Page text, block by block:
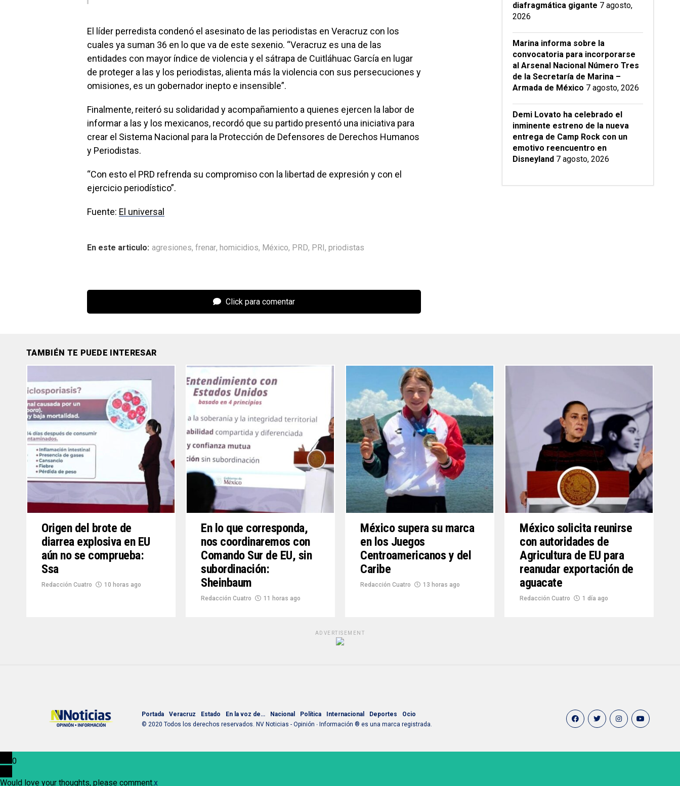
El líder perredista condenó el asesinato de las periodistas en Veracruz con los
cuales ya suman 36 en lo que va de este sexenio. “Veracruz es una de las
entidades con mayor índice de violencia y el sátrapa de Cuitláhuac García en lugar
de proteger a las y los periodistas, alienta más la violencia con sus persecuciones y
omisiones, es un gobernador inepto e insensible”.
Finalmente, reiteró su solidaridad y acompañamiento a quienes ejercen la labor de
informar a las y los mexicanos, recordó que su partido presentó una iniciativa para
crear el Sistema Nacional para la Protección de Defensores de Derechos Humanos
y Periodistas.
“Con esto el PRD refrenda su compromiso con la libertad de expresión y con el
ejercicio periodístico”.
Fuente: El universal
En este articulo: agresiones, frenar, homicidios, México, PRD, PRI, priodistas
Click para comentar
diafragmática gigante 7 agosto,
2026
Marina informa sobre la
convocatoria para incorporarse
al Arsenal Nacional Número Tres
de la Secretaría de Marina –
Armada de México 7 agosto, 2026
Demi Lovato ha celebrado el
inminente estreno de la nueva
entrega de Camp Rock con un
emotivo reencuentro en
Disneyland 7 agosto, 2026
TAMBIÉN TE PUEDE INTERESAR
Origen del brote de
diarrea explosiva en EU
aún no se comprueba:
Ssa
Redacción Cuatro 10 horas ago
En lo que corresponda,
nos coordinaremos con
Comando Sur de EU, sin
subordinación:
Sheinbaum
Redacción Cuatro 11 horas ago
México supera su marca
en los Juegos
Centroamericanos y del
Caribe
Redacción Cuatro 13 horas ago
México solicita reunirse
con autoridades de
Agricultura de EU para
reanudar exportación de
aguacate
Redacción Cuatro 1 día ago
ADVERTISEMENT
Portada Veracruz Estado En la voz de… Nacional Política Internacional Deportes
Ocio
© 2020 Todos los derechos reservados. NV Noticias - Opinión ∙ Información ® es una marca registrada.
0
Would love your thoughts, please comment.x